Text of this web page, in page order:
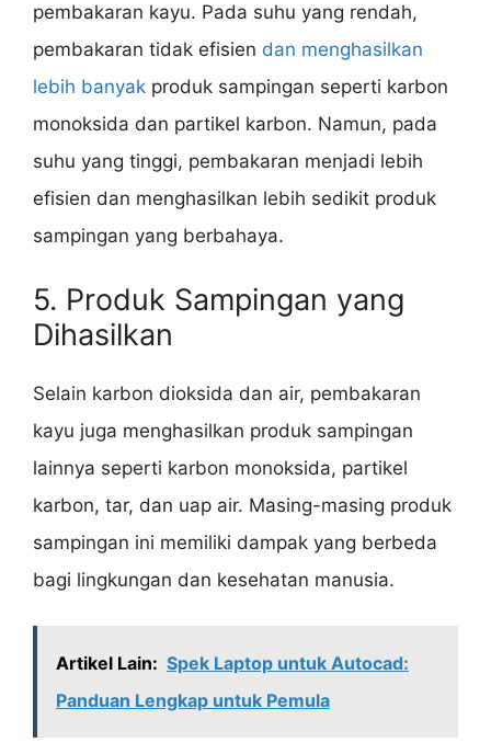
pembakaran kayu. Pada suhu yang rendah,
pembakaran tidak efisien dan menghasilkan
lebih banyak produk sampingan seperti karbon
monoksida dan partikel karbon. Namun, pada
suhu yang tinggi, pembakaran menjadi lebih
efisien dan menghasilkan lebih sedikit produk
sampingan yang berbahaya.
5. Produk Sampingan yang
Dihasilkan
Selain karbon dioksida dan air, pembakaran
kayu juga menghasilkan produk sampingan
lainnya seperti karbon monoksida, partikel
karbon, tar, dan uap air. Masing-masing produk
sampingan ini memiliki dampak yang berbeda
bagi lingkungan dan kesehatan manusia.
Artikel Lain: Spek Laptop untuk Autocad:
Panduan Lengkap untuk Pemula